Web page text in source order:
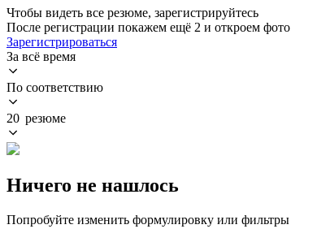
Чтобы видеть все резюме, зарегистрируйтесь
После регистрации покажем ещё 2 и откроем фото
Зарегистрироваться
За всё время
По соответствию
20 резюме
Ничего не нашлось
Попробуйте изменить формулировку или фильтры